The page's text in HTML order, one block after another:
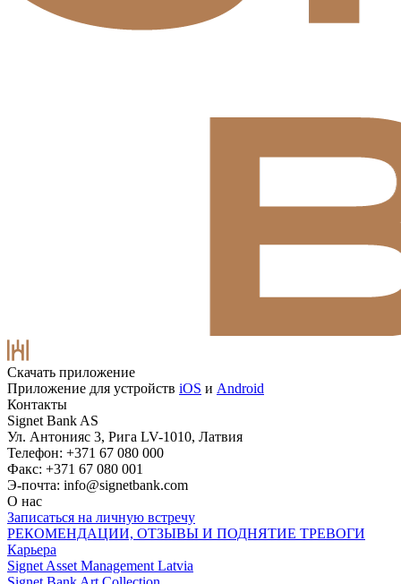
Скачать приложение
Приложение для устройств iOS и Android
Контакты
Signet Bank AS
Ул. Антонияс 3, Рига LV-1010, Латвия
Телефон: +371 67 080 000
Факс: +371 67 080 001
Э-почта: info@signetbank.com
О нас
Записаться на личную встречу
РЕКОМЕНДАЦИИ, ОТЗЫВЫ И ПОДНЯТИЕ ТРЕВОГИ
Карьера
Signet Asset Management Latvia